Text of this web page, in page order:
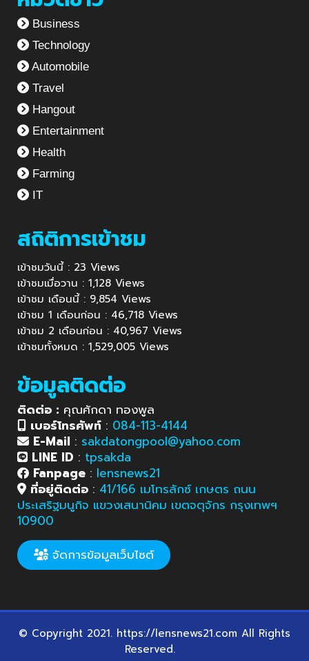
Business
Technology
Automobile
Travel
Hangout
Entertainment
Health
Farming
IT
สถิติการเข้าชม
เข้าชมวันนี้ : 23 Views
เข้าชมเมื่อวาน : 1,128 Views
เข้าชม เดือนนี้ : 9,854 Views
เข้าชม 1 เดือนก่อน : 46,718 Views
เข้าชม 2 เดือนก่อน : 40,967 Views
เข้าชมทั้งหมด : 1,529,005 Views
ข้อมูลติดต่อ
ติดต่อ : คุณศักดา ทองพูล
เบอร์โทรศัพท์ : 084-113-4144
E-Mail : sakdatongpool@yahoo.com
LINE ID : tpsakda
Fanpage : lensnews21
ที่อยู่ติดต่อ : 41/166 เมโทรลักซ์ เกษตร ถนน
ประเสริฐมนูกิจ แขวงเสนานิคม เขตจตุจักร กรุงเทพฯ
10900
จัดการข้อมูลเว็บไซต์
© Copyright 2021. https://lensnews21.com All Rights
Reserved.